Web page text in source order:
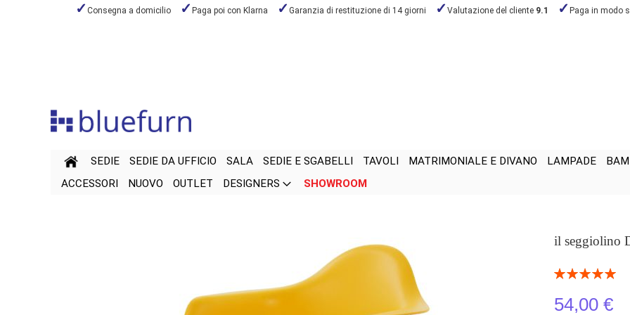
Consegna a domicilio Paga poi con Klarna Garanzia di restituzione di 14 giorni Valutazione del cliente 9.1 Paga in modo
SEDIE SEDIE DA UFFICIO SALA SEDIE E SGABELLI TAVOLI MATRIMONIALE E DIVANO LAMPADE
ACCESSORI
NUOVO OUTLET DESIGNERS SHOWROOM
il seggiolino
Valutazione:
54,00 €